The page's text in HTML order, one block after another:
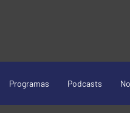
Programas Podcasts